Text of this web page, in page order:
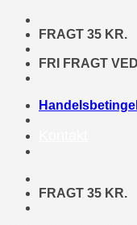
Fortsæt
indhold
FRAGT 35 KR.
FRI FRAGT
FRAGT 35 KR.